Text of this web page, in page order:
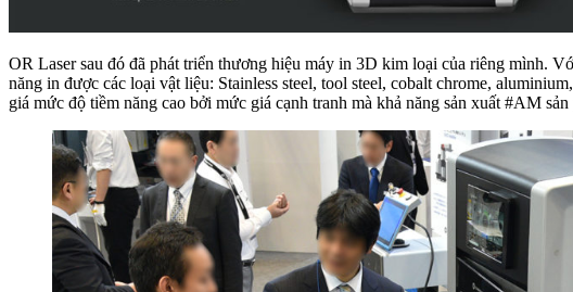
OR Laser sau đó đã phát triển thương hiệu máy in 3D kim loại của riêng mình.
năng in được các loại vật liệu: Stainless steel, tool steel, cobalt chrome,
giá mức độ tiềm năng cao bởi mức giá cạnh tranh mà khả năng sản xuất #AM